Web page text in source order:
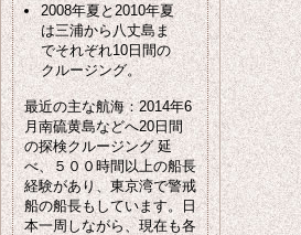
2008年夏と2010年夏
は三浦から八丈島ま
でそれぞれ10日間の
クルージング。
最近の主な航海：2014年6
月南硫黄島などへ20日間
の探検クルージング 延
べ、５００時間以上の船長
経験があり、東京湾で警戒
船の船長もしています。日
本一周しながら、現在も各